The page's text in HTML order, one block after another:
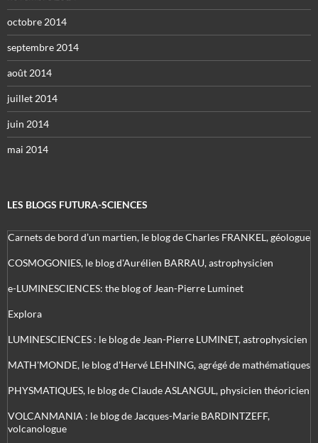
octobre 2014
septembre 2014
août 2014
juillet 2014
juin 2014
mai 2014
LES BLOGS FUTURA-SCIENCES
Carnets de bord d’un martien, le blog de Charles FRANKEL, géologue
COSMOGONIES, le blog d'Aurélien BARRAU, astrophysicien
e-LUMINESCIENCES: the blog of Jean-Pierre Luminet
Explora
LUMINESCIENCES : le blog de Jean-Pierre LUMINET, astrophysicien
MATH'MONDE, le blog d'Hervé LEHNING, agrégé de mathématiques
PHYSMATIQUES, le blog de Claude ASLANGUL, physicien théoricien
VOLCANMANIA : le blog de Jacques-Marie BARDINTZEFF,
volcanologue